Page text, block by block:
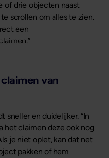
of drie objecten naast
scrollen om alles te zien.
een
van
sneller en duidelijker. “In
het claimen deze ook nog
je niet oplet, kan dat net
pakken of hem